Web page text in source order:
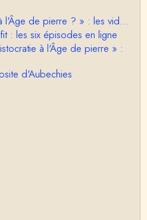
il faudrait s'entendre sur ce q
parce que j&…
raison, mais j'ajouterais que la
dont parle Christophe Da…
intervention au Collège de
ce qui m'a fai…
!) : https://www.lahuttedescl
xenophobie-primitive.html
l'Âge de pierre ? » : les vid...
: les six épisodes en ligne
à l'Âge de pierre » :
d'Aubechies